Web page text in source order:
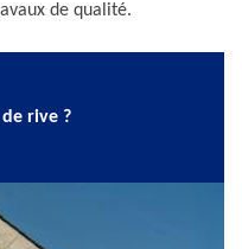
de qualité.
rive ?